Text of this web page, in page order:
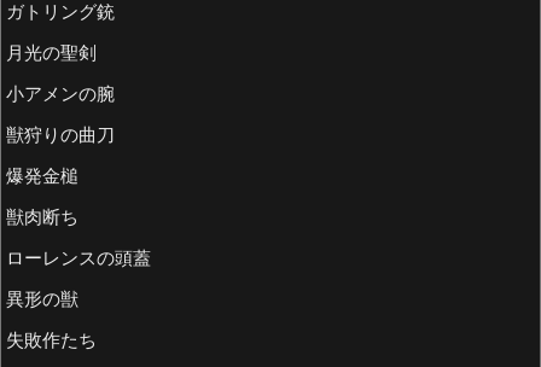
ガトリング銃
月光の聖剣
小アメンの腕
獣狩りの曲刀
爆発金槌
獣肉断ち
ローレンスの頭蓋
異形の獣
失敗作たち